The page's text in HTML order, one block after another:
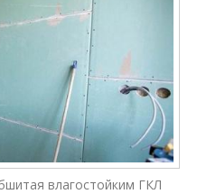
влагостойким ГКЛ